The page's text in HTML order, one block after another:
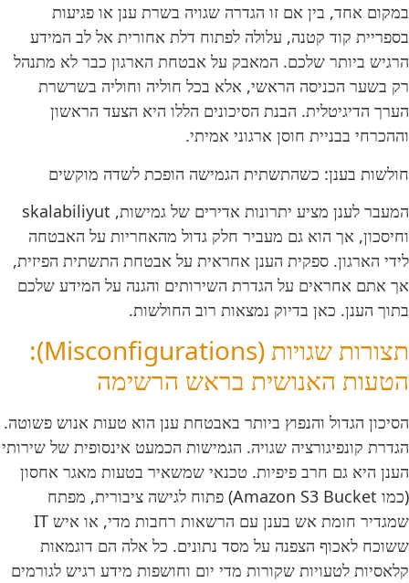
במקום אחד, בין אם זו הגדרה שגויה בשרת ענן או פגיעות
בספריית קוד קטנה, עלולה לפתוח דלת אחורית אל לב המידע
הרגיש ביותר שלכם. המאבק על אבטחת הארגון כבר לא מתנהל
רק בשער הכניסה הראשי, אלא בכל חוליה וחוליה בשרשרת
הערך הדיגיטלית. הבנת הסיכונים הללו היא הצעד הראשון
וההכרחי בבניית חוסן ארגוני אמיתי.
חולשות בענן: כשהתשתית הגמישה הופכת לשדה מוקשים
המעבר לענן מציע יתרונות אדירים של גמישות, skalabiliyut
וחיסכון, אך הוא גם מעביר חלק גדול מהאחריות על האבטחה
לידי הארגון. ספקית הענן אחראית על אבטחת התשתית הפיזית,
אך אתם אחראים על הגדרת השירותים והגנה על המידע שלכם
בתוך הענן. כאן בדיוק נמצאות רוב החולשות.
תצורות שגויות (Misconfigurations):
הטעות האנושית בראש הרשימה
הסיכון הגדול והנפוץ ביותר באבטחת ענן הוא טעות אנוש פשוטה.
הגדרת קונפיגורציה שגויה. הגמישות הכמעט אינסופית של שירותי
הענן היא גם חרב פיפיות. טכנאי שמשאיר בטעות מאגר אחסון
(כמו Amazon S3 Bucket) פתוח לגישה ציבורית, מפתח
שמגדיר חומת אש בענן עם הרשאות רחבות מדי, או איש IT
ששוכח לאכוף הצפנה על מסד נתונים. כל אלה הם דוגמאות
קלאסיות לטעויות שקורות מדי יום וחושפות מידע רגיש לגורמים